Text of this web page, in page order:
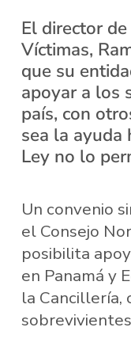
El director
Víctimas,
que su
apoyar a los
país, con
sea la ayuda
Ley no lo
Un convenio
el Consejo
posibilita
en Panamá y
la Cancillería,